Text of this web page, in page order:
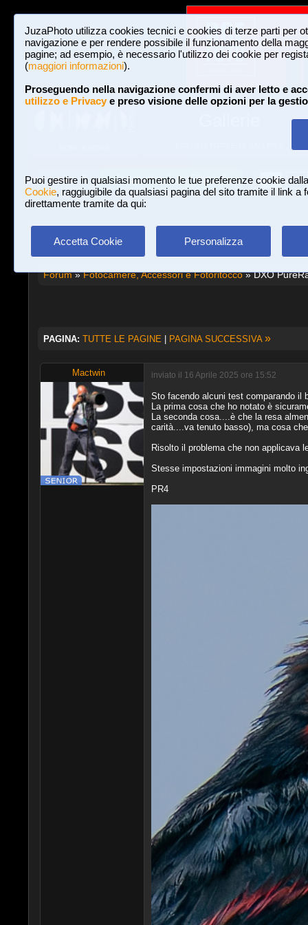
JuzaPhoto utilizza cookies tecnici e cookies di terze parti per
navigazione e per rendere possibile il funzionamento della
pagine; ad esempio, è necessario l'utilizzo dei cookie per
(maggiori informazioni).
Proseguendo nella navigazione confermi di aver letto e
utilizzo e Privacye preso visione delle opzioni per la
Puoi gestire in qualsiasi momento le tue preferenze cookie
Cookie, raggiugibile da qualsiasi pagina del sito tramite il link a
direttamente tramite da qui:
Accetta Cookie Personalizza
Login Iscriviti a JuzaPhoto! A A
Forum»Fotocamere, Accessori e Fotoritocco» DXO
PAGINA: TUTTE LE PAGINE | PAGINA SUCCESSIVA »
Mactwin inviato il 16 Aprile 2025 ore 15:52
Sto facendo alcuni test comparando il
La prima cosa che ho notato è
La seconda cosa....è che la resa
carità....va tenuto basso), ma cosa
Risolto il problema che non applicava
Stesse impostazioni immagini molto
PR4